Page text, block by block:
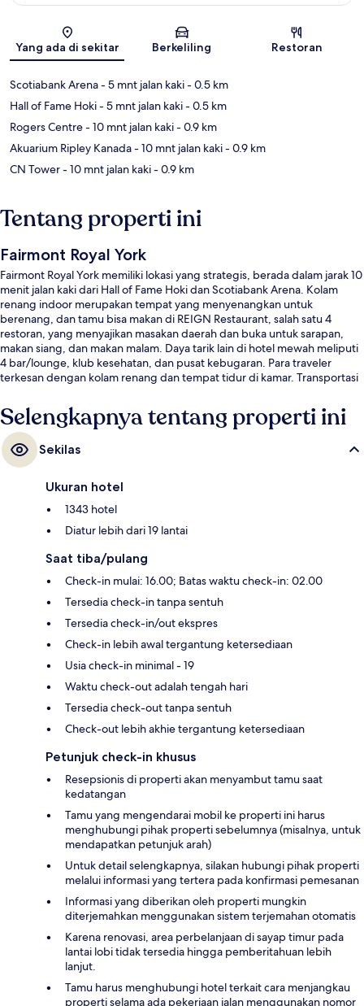
Peta
Yang ada di sekitar Berkeliling Restoran
Scotiabank Arena- 5 mnt jalan kaki- 0.5 km
Hall of Fame Hoki- 5 mnt jalan kaki- 0.5 km
Rogers Centre- 10 mnt jalan kaki- 0.9 km
Akuarium Ripley Kanada- 10 mnt jalan kaki- 0.9 km
CN Tower- 10 mnt jalan kaki- 0.9 km
Tentang properti ini
Fairmont Royal York
Fairmont Royal York memiliki lokasi yang strategis, berada dalam jarak 10
menit jalan kaki dari Hall of Fame Hoki dan Scotiabank Arena. Kolam
renang indoor merupakan tempat yang menyenangkan untuk
berenang, dan tamu bisa makan di REIGN Restaurant, salah satu 4
restoran, yang menyajikan masakan daerah dan buka untuk sarapan,
makan siang, dan makan malam. Daya tarik lain di hotel mewah meliputi
4 bar/lounge, klub kesehatan, dan pusat kebugaran. Para traveler
terkesan dengan kolam renang dan tempat tidur di kamar. Transportasi
berjarak 5 menit dan King St West di Bay St West Side Stop berjarak 6
menit.
Selengkapnya tentang properti ini
Sekilas
Ukuran hotel
1343 hotel
Diatur lebih dari 19 lantai
Saat tiba/pulang
Check-in mulai: 16.00; Batas waktu check-in: 02.00
Tersedia check-in tanpa sentuh
Tersedia check-in/out ekspres
Check-in lebih awal tergantung ketersediaan
Usia check-in minimal - 19
Waktu check-out adalah tengah hari
Tersedia check-out tanpa sentuh
Check-out lebih akhie tergantung ketersediaan
Petunjuk check-in khusus
Resepsionis di properti akan menyambut tamu saat
kedatangan
Tamu yang mengendarai mobil ke properti ini harus
menghubungi pihak properti sebelumnya (misalnya, untuk
mendapatkan petunjuk arah)
Untuk detail selengkapnya, silakan hubungi pihak properti
melalui informasi yang tertera pada konfirmasi pemesanan
Informasi yang diberikan oleh properti mungkin
diterjemahkan menggunakan sistem terjemahan otomatis
Karena renovasi, area perbelanjaan di sayap timur pada
lantai lobi tidak tersedia hingga pemberitahuan lebih
lanjut.
Tamu harus menghubungi hotel terkait cara menjangkau
properti selama ada pekerjaan jalan menggunakan nomor